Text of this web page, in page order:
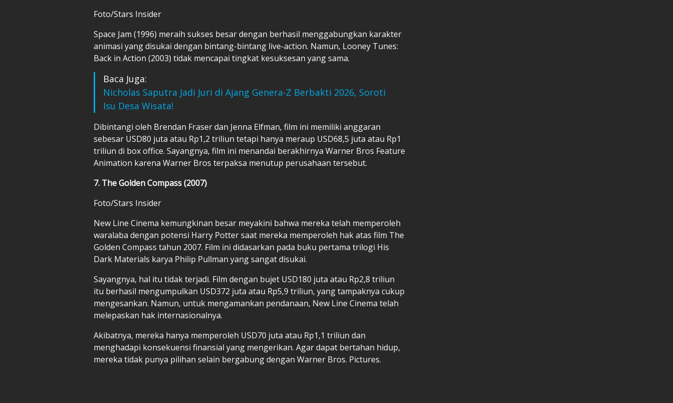
Foto/Stars Insider
Space Jam (1996) meraih sukses besar dengan berhasil menggabungkan karakter
animasi yang disukai dengan bintang-bintang live-action. Namun, Looney Tunes:
Back in Action (2003) tidak mencapai tingkat kesuksesan yang sama.
Baca Juga:
Nicholas Saputra Jadi Juri di Ajang Genera-Z Berbakti 2026, Soroti
Isu Desa Wisata!
Dibintangi oleh Brendan Fraser dan Jenna Elfman, film ini memiliki anggaran
sebesar USD80 juta atau Rp1,2 triliun tetapi hanya meraup USD68,5 juta atau Rp1
triliun di box office. Sayangnya, film ini menandai berakhirnya Warner Bros Feature
Animation karena Warner Bros terpaksa menutup perusahaan tersebut.
7. The Golden Compass (2007)
Foto/Stars Insider
New Line Cinema kemungkinan besar meyakini bahwa mereka telah memperoleh
waralaba dengan potensi Harry Potter saat mereka memperoleh hak atas film The
Golden Compass tahun 2007. Film ini didasarkan pada buku pertama trilogi His
Dark Materials karya Philip Pullman yang sangat disukai.
Sayangnya, hal itu tidak terjadi. Film dengan bujet USD180 juta atau Rp2,8 triliun
itu berhasil mengumpulkan USD372 juta atau Rp5,9 triliun, yang tampaknya cukup
mengesankan. Namun, untuk mengamankan pendanaan, New Line Cinema telah
melepaskan hak internasionalnya.
Akibatnya, mereka hanya memperoleh USD70 juta atau Rp1,1 triliun dan
menghadapi konsekuensi finansial yang mengerikan. Agar dapat bertahan hidup,
mereka tidak punya pilihan selain bergabung dengan Warner Bros. Pictures.